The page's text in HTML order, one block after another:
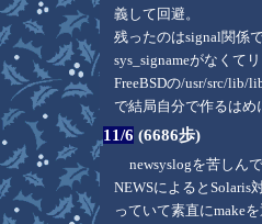
義して回避。
残ったのはsignal関係
sys_signameがなくて
FreeBSDの/usr/src/lib/
で結局自分で作るはめ
11/6 (6686歩)
newsyslogを苦しん
NEWSによるとSolaris
っていて素直にmake